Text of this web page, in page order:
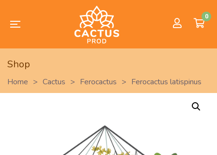
0
Shop
Home > Cactus > Ferocactus > Ferocactus latispinus